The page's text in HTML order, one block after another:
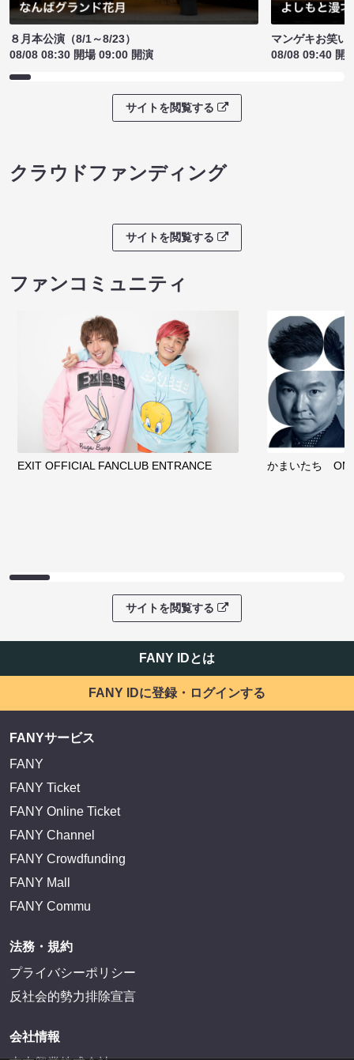
８月本公演（8/1～8/23）
08/08 08:30 開場 09:00 開演
マンゲキお笑い
08/08 09:40 開
サイトを閲覧する
クラウドファンディング
サイトを閲覧する
ファンコミュニティ
EXIT OFFICIAL FANCLUB ENTRANCE かまいたち
サイトを閲覧する
FANY IDとは
FANY IDに登録・ログインする
FANYサービス
FANY
FANY Ticket
FANY Online Ticket
FANY Channel
FANY Crowdfunding
FANY Mall
FANY Commu
法務・規約
プライバシーポリシー
反社会的勢力排除宣言
会社情報